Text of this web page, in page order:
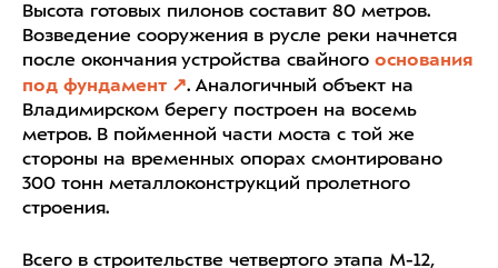
Высота готовых пилонов составит 80 метров.
Возведение сооружения в русле реки начнется
после окончания устройства свайного основания
под фундамент
. Аналогичный объект на
Владимирском берегу построен на восемь
метров. В пойменной части моста с той же
стороны на временных опорах смонтировано
300 тонн металлоконструкций пролетного
строения.
Всего в строительстве четвертого этапа М-12,